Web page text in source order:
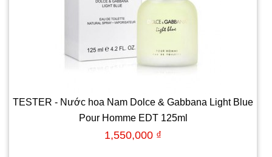
TESTER - Nước hoa Nam Dolce & Gabbana Light Blue
Pour Homme EDT 125ml
1,550,000 ₫